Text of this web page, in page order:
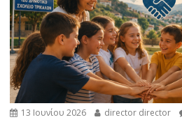
13 Ιουνίου 2026 director director